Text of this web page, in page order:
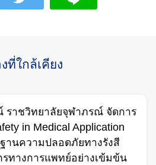
งที่ใกล้เคียง
ราชวิทยาลัยจุฬาภรณ์ จัดการ
in Medical Application
านความปลอดภัยทางรังสี
ทางการแพทย์อย่างเข้มข้น